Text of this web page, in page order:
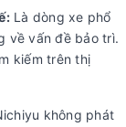
Là dòng xe phổ
về vấn đề bảo trì.
kiếm trên thị
không phát